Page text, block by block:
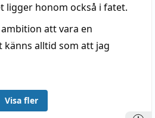
ligger honom också i fatet.
att vara en
känns alltid som att jag
Visa fler